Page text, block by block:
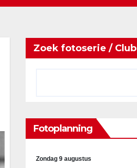
Zoek fotoserie / Club
Fotoplanning
Zondag 9 augustus